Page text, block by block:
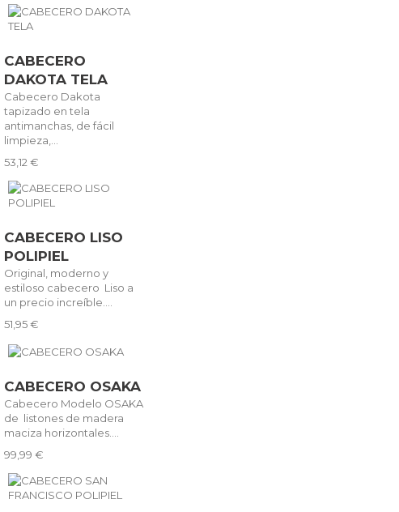
CABECERO
DAKOTA TELA
Cabecero Dakota
tapizado en tela
antimanchas, de fácil
limpieza,...
53,12 €
CABECERO LISO
POLIPIEL
Original, moderno y
estiloso cabecero Liso a
un precio increíble....
51,95 €
CABECERO OSAKA
Cabecero Modelo OSAKA
de listones de madera
maciza horizontales....
99,99 €